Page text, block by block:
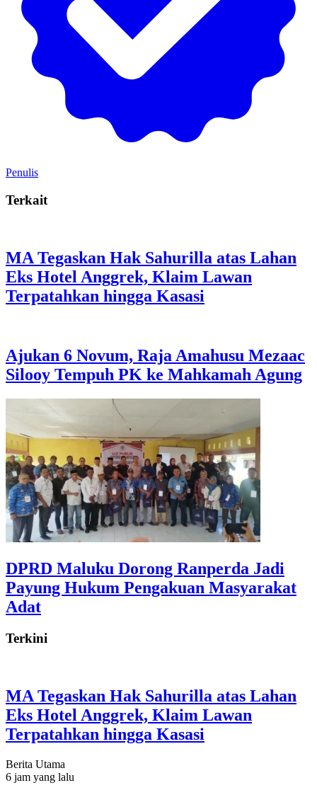
Penulis
Terkait
MA Tegaskan Hak Sahurilla atas Lahan
Eks Hotel Anggrek, Klaim Lawan
Terpatahkan hingga Kasasi
Ajukan 6 Novum, Raja Amahusu Mezaac
Silooy Tempuh PK ke Mahkamah Agung
DPRD Maluku Dorong Ranperda Jadi
Payung Hukum Pengakuan Masyarakat
Adat
Terkini
MA Tegaskan Hak Sahurilla atas Lahan
Eks Hotel Anggrek, Klaim Lawan
Terpatahkan hingga Kasasi
Berita Utama
6 jam yang lalu